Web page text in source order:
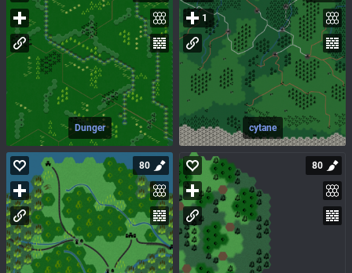
Dunger cytane
1
80 80